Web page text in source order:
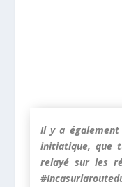
Il y a également
initiatique, que
relayé sur les